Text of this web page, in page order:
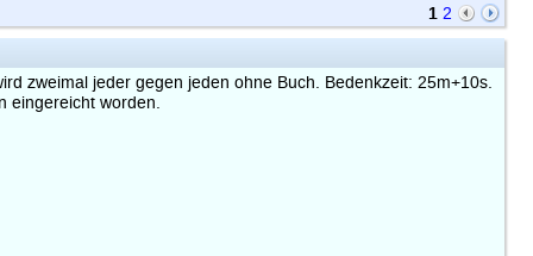
1 2
zweimal jeder gegen jeden ohne Buch. Bedenkzeit: 25m+10s.
eingereicht worden.